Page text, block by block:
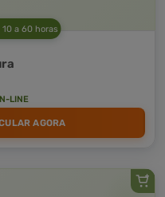
10 a 60 horas
LINE
AGORA